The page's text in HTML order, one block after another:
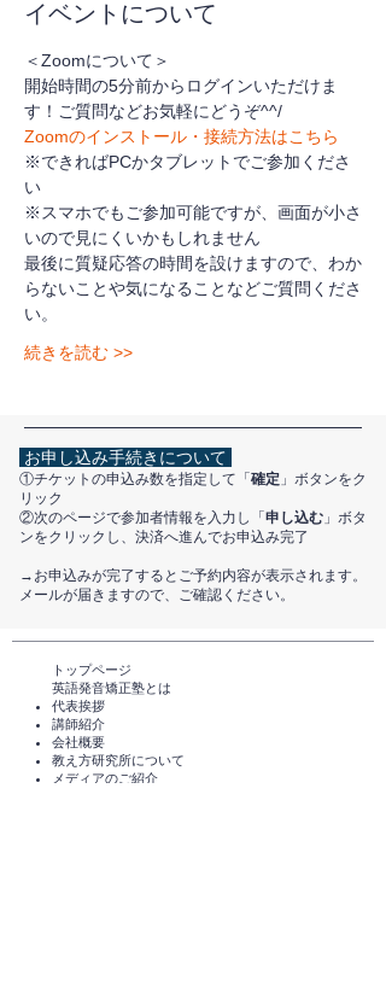
イベントについて
＜Zoomについて＞
開始時間の5分前からログインいただけま
す！ご質問などお気軽にどうぞ^^/
Zoomのインストール・接続方法はこちら
※できればPCかタブレットでご参加くださ
い
※スマホでもご参加可能ですが、画面が小さ
いので見にくいかもしれません
最後に質疑応答の時間を設けますので、わか
らないことや気になることなどご質問くださ
い。
続きを読む >>
お申し込み手続きについて
①チケットの申込み数を指定して「 確定 」ボタンをク
リック
②次のページで参加者情報を入力し「 申し込む 」ボタ
ンをクリックし、決済へ進んでお申込み完了
​→お申込みが完了するとご予約内容が表示されます。
メールが届きますので、ご確認ください。
トップページ​
英語発音矯正塾とは
代表挨拶
講師紹介
​会社概要
​教え方研究所について
メディアのご紹介